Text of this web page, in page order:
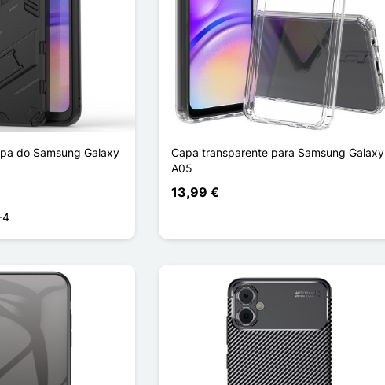
do Samsung Galaxy
Capa transparente para Samsung Galaxy
A05
13,99 €